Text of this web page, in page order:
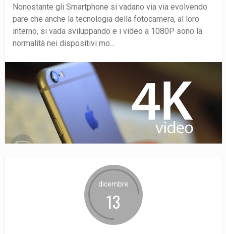
Nonostante gli Smartphone si vadano via via evolvendo
pare che anche la tecnologia della fotocamera, al loro
interno, si vada sviluppando e i video a 1080P sono la
normalità nei dispositivi mo...
dicembre
13